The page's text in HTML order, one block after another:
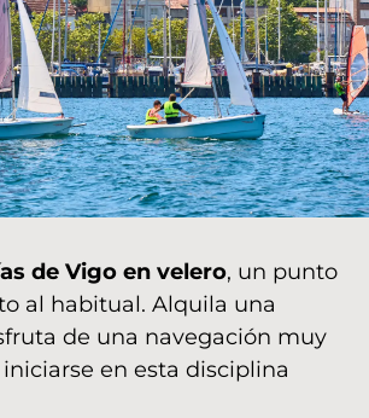
de Vigo en velero, un punto
al habitual. Alquila una
de una navegación muy
en esta disciplina